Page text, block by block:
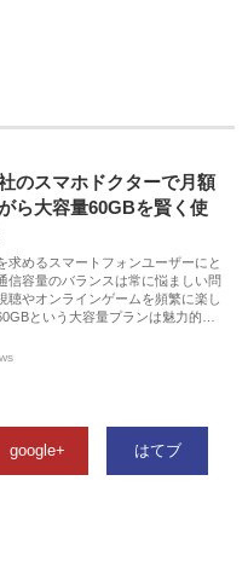
のスマホドクターで月額
ら大容量60GBを賢く使
求めるスマートフォンユーザーにと
信容量のバランスは常に悩ましい問
聴やオンラインゲームを頻繁に楽し
という大容量プランは魅力的…
google+ はてブ